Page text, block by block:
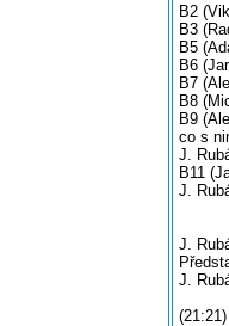
B2
B3
B5
B6
B7
B8
B9
co s
J.
B11
J.
J.
J.